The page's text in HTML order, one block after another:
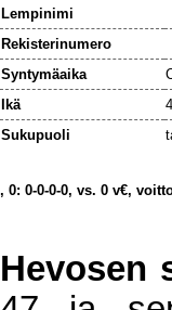
Lempinimi
Rekisterinumero
Syntymäaika
Ikä
Sukupuoli
, 0: 0-0-0-0, vs. 0 v€,
Hevosen